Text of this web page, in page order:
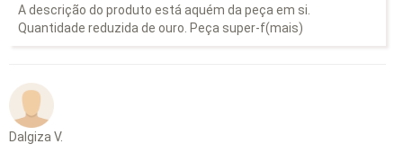
A descrição do produto está aquém da peça em si.
Quantidade reduzida de ouro. Peça super-f(mais)
Dalgiza V.